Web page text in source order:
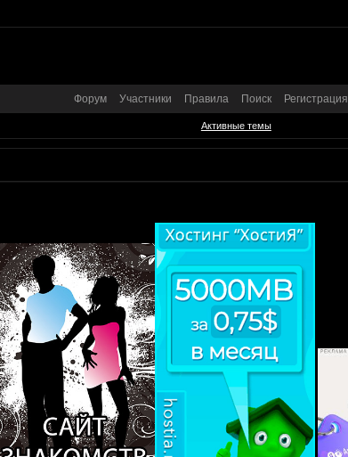
Форум Участники Правила Поиск Регистрация
Активные темы